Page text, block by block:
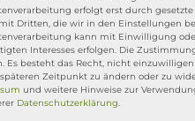
MIT
erfolgt erst durch
Dritten, die wir in den Einstellungen
kann mit Einwilligung
Interesses erfolgen. Die
Es besteht das Recht, nicht
Zeitpunkt zu ändern oder zu
und weitere Hinweise zur
Daten­schutz­erklärung.